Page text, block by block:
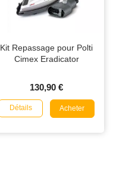
Kit Repassage pour Polti
Cimex Eradicator
130,90 €
Détails Acheter